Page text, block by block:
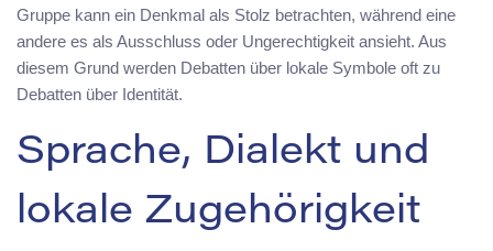
Gruppe kann ein Denkmal als Stolz betrachten, während eine
andere es als Ausschluss oder Ungerechtigkeit ansieht. Aus
diesem Grund werden Debatten über lokale Symbole oft zu
Debatten über Identität.
Sprache, Dialekt und
lokale Zugehörigkeit